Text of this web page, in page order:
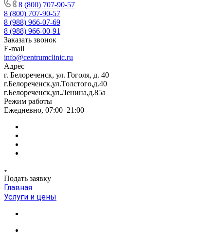
8 (800) 707-90-57
8 (800) 707-90-57
8 (988) 966-07-69
8 (988) 966-00-91
Заказать звонок
E-mail
info@centrumclinic.ru
Адрес
г. Белореченск, ул. Гоголя, д. 40
г.Белореченск,ул.Толстого,д.40
г.Белореченск,ул.Ленина,д.85а
Режим работы
Ежедневно, 07:00–21:00
Подать заявку
Главная
Услуги и цены